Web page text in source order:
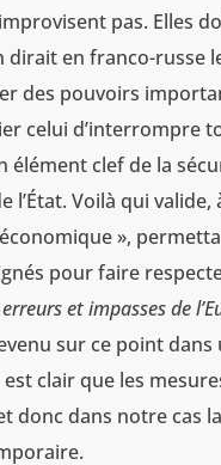
pas. Elles
en franco-russe
des pouvoirs
celui d’interrompre
élément clef de la
Voilà qui valide,
»,
pour faire
et impasses de
sur ce point
est clair que les
dans notre cas